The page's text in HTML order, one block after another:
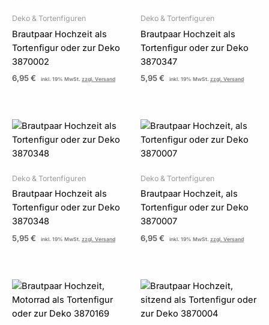
Deko & Tortenfiguren
Brautpaar Hochzeit als
Tortenfigur oder zur Deko
3870002
6,95€ inkl. 19% MwSt. zzgl. Versand
Deko & Tortenfiguren
Brautpaar Hochzeit als
Tortenfigur oder zur Deko
3870347
5,95€ inkl. 19% MwSt. zzgl. Versand
Deko & Tortenfiguren
Brautpaar Hochzeit als
Tortenfigur oder zur Deko
3870348
5,95€ inkl. 19% MwSt. zzgl. Versand
Deko & Tortenfiguren
Brautpaar Hochzeit, als
Tortenfigur oder zur Deko
3870007
6,95€ inkl. 19% MwSt. zzgl. Versand